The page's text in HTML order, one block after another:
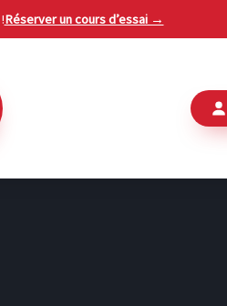
Réserver un cours d’essai →